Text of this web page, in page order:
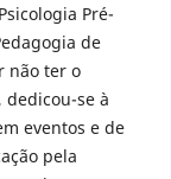
Pré-
de
não ter o
se à
eventos e de
pela